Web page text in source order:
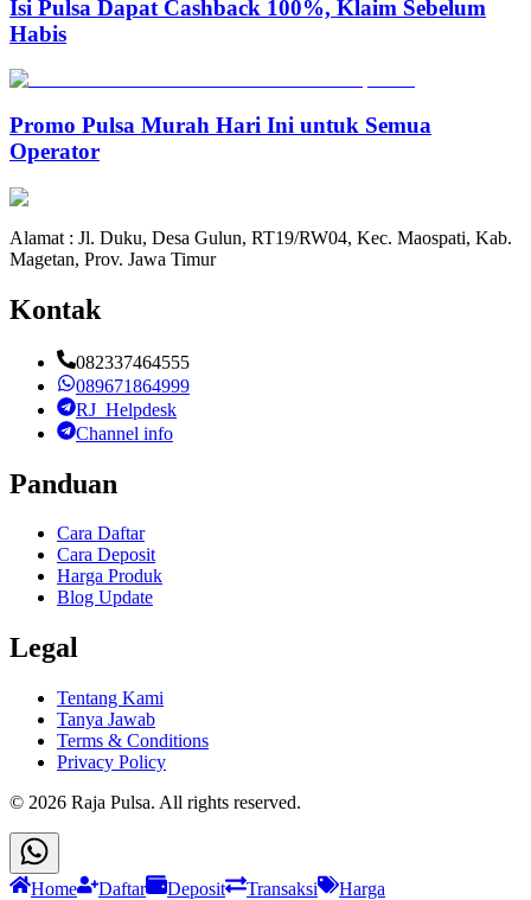
Isi Pulsa Dapat Cashback 100%, Klaim Sebelum
Habis
Promo Pulsa Murah Hari Ini untuk Semua
Operator
Alamat : Jl. Duku, Desa Gulun, RT19/RW04, Kec. Maospati, Kab.
Magetan, Prov. Jawa Timur
Kontak
082337464555
089671864999
RJ_Helpdesk
Channel info
Panduan
Cara Daftar
Cara Deposit
Harga Produk
Blog Update
Legal
Tentang Kami
Tanya Jawab
Terms & Conditions
Privacy Policy
© 2026 Raja Pulsa. All rights reserved.
Home Daftar Deposit Transaksi Harga